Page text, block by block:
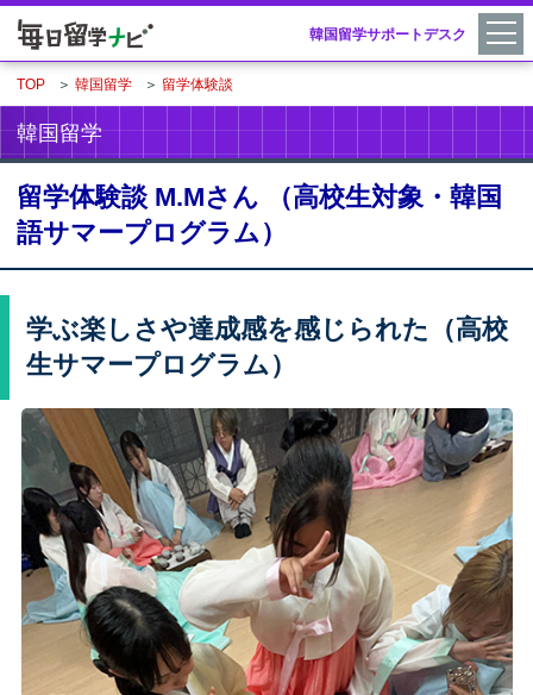
韓国留学サポートデスク
TOP ＞ 韓国留学 ＞ 留学体験談
韓国留学
留学体験談 M.Mさん （高校生対象・韓国
語サマープログラム）
学ぶ楽しさや達成感を感じられた（高校
生サマープログラム）